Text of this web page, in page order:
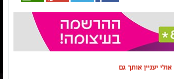
אולי יעניין אותך גם